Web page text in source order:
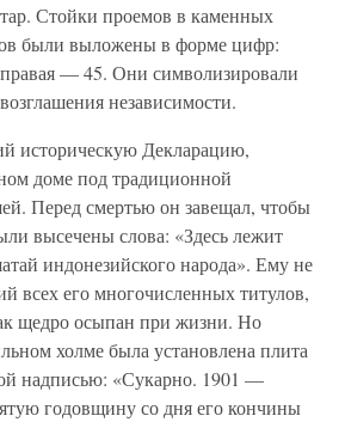
Стойки проемов в каменных
были выложены в форме цифр:
— 45. Они символизировали
независимости.
историческую Декларацию,
доме под традиционной
Перед смертью он завещал, чтобы
высечены слова: «Здесь лежит
индонезийского народа». Ему не
всех его многочисленных титулов,
щедро осыпан при жизни. Но
холме была установлена плита
надписью: «Сукарно. 1901 —
годовщину со дня его кончины